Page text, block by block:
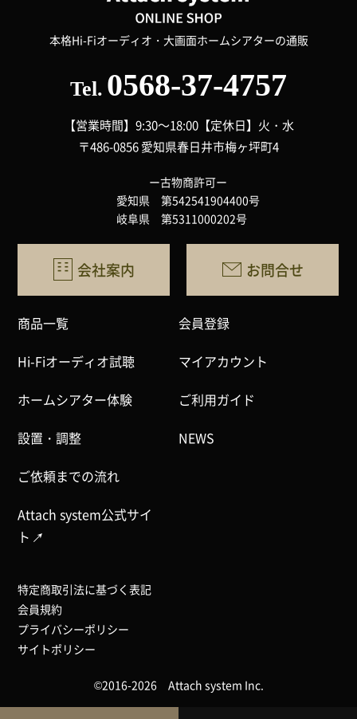
本格Hi-Fiオーディオ・大画面ホームシアターの通販
Tel. 0568-37-4757
【営業時間】9:30～18:00【定休日】火・水
〒486-0856 愛知県春日井市梅ヶ坪町4
ー古物商許可ー
愛知県 第542541904400号
岐阜県 第5311000202号
会社案内 お問合せ
商品一覧
Hi-Fiオーディオ試聴
ホームシアター体験
設置・調整
ご依頼までの流れ
Attach system公式サイ
ト
会員登録
マイアカウント
ご利用ガイド
NEWS
特定商取引法に基づく表記
会員規約
プライバシーポリシー
サイトポリシー
©2016-2026 Attach system Inc.